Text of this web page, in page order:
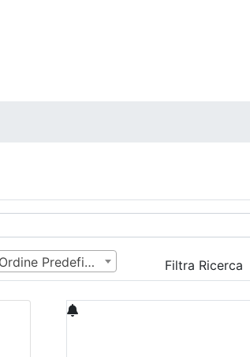
Ordine Predefinito Filtra Ricerca